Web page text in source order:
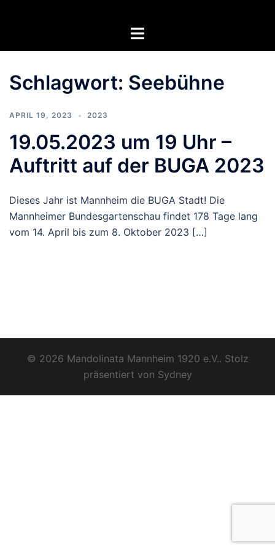
Menü
Schlagwort: Seebühne
APRIL 19, 2023 2023
19.05.2023 um 19 Uhr –
Auftritt auf der BUGA 2023
Dieses Jahr ist Mannheim die BUGA Stadt! Die
Mannheimer Bundesgartenschau findet 178 Tage lang
vom 14. April bis zum 8. Oktober 2023 […]
© 2026 Mandolinata Mannheim 1920 e.V.. Stolz
präsentiert von Sydney